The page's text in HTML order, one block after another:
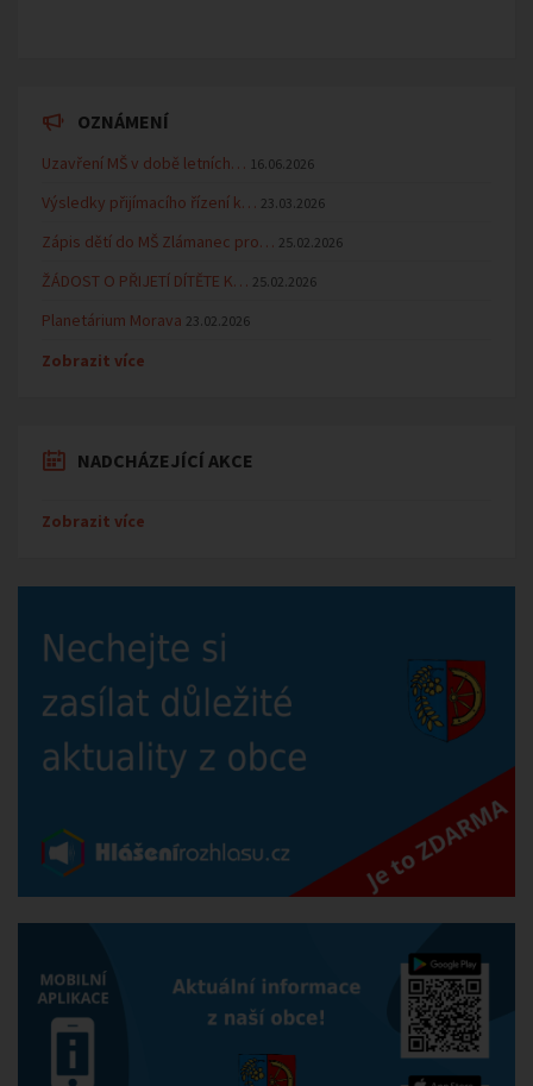
OZNÁMENÍ
Uzavření MŠ v době letních… 16.06.2026
Výsledky přijímacího řízení k… 23.03.2026
Zápis dětí do MŠ Zlámanec pro… 25.02.2026
ŽÁDOST O PŘIJETÍ DÍTĚTE K… 25.02.2026
Planetárium Morava 23.02.2026
Zobrazit více
NADCHÁZEJÍCÍ AKCE
Zobrazit více